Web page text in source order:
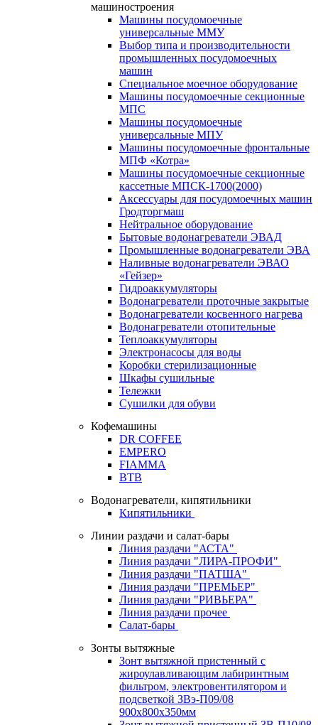
машиностроения
Машины посудомоечные
универсальные ММУ
Выбор типа и производительности
промышленных посудомоечных
машин
Специальное моечное оборудование
Машины посудомоечные секционные
МПС
Машины посудомоечные
универсальные МПУ
Машины посудомоечные фронтальные
МПФ «Котра»
Машины посудомоечные секционные
кассетные МПСК-1700(2000)
Аксессуары для посудомоечных машин
Гродторгмаш
Нейтральное оборудование
Бытовые водонагреватели ЭВАД
Промышленные водонагреватели ЭВА
Наливные водонагреватели ЭВАО
«Гейзер»
Гидроаккумуляторы
Водонагреватели проточные закрытые
Водонагреватели косвенного нагрева
Водонагреватели отопительные
Теплоаккумуляторы
Электронасосы для воды
Коробки стерилизационные
Шкафы сушильные
Тележки
Сушилки для обуви
Кофемашины
DR COFFEE
EMPERO
FIAMMA
BTB
Водонагреватели, кипятильники
Кипятильники
Линии раздачи и салат-бары
Линия раздачи "АСТА"
Линия раздачи "ЛИРА-ПРОФИ"
Линия раздачи "ПАТША"
Линия раздачи "ПРЕМЬЕР"
Линия раздачи "РИВЬЕРА"
Линия раздачи прочее
Салат-бары
Зонты вытяжные
Зонт вытяжной пристенный с
жироулавливающим лабиринтным
фильтром, электровентилятором и
подсветкой ЗВэ-П09/08
900х800х350мм